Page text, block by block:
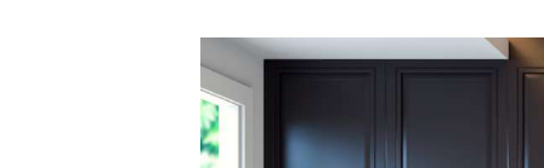
Германия
Zehnder ComfoSense C55
23 398 грн25 997 грн